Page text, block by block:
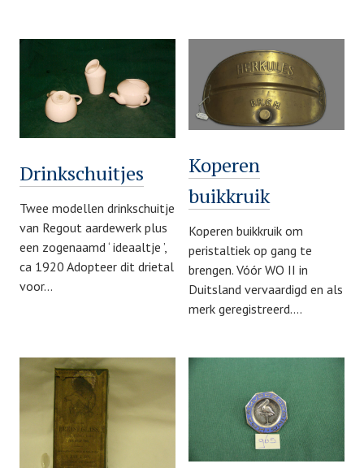
Drinkschuitjes
Twee modellen drinkschuitje
van Regout aardewerk plus
een zogenaamd ‘ ideaaltje ’,
ca 1920 Adopteer dit drietal
voor…
Koperen
buikkruik
Koperen buikkruik om
peristaltiek op gang te
brengen. Vóór WO II in
Duitsland vervaardigd en als
merk geregistreerd.…